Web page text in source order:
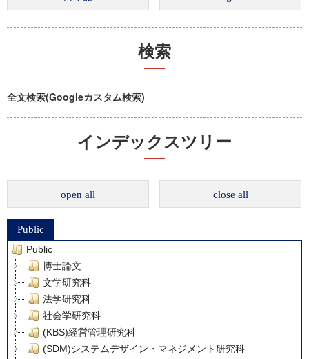
検索
全文検索(Googleカスタム検索)
インデックスツリー
open all close all
Public
Public
博士論文
文学研究科
法学研究科
社会学研究科
(KBS)経営管理研究科
(SDM)システムデザイン・マネジメント研究科